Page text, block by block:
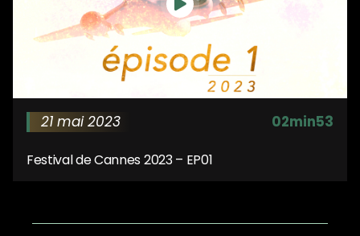
21 mai 2023 02min53
Festival de Cannes 2023 – EP01